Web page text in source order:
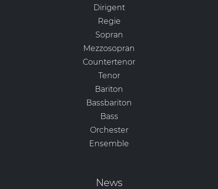
Dirigent
Regie
Sopran
Mezzosopran
Countertenor
Tenor
Bariton
Bassbariton
Bass
Orchester
Ensemble
News